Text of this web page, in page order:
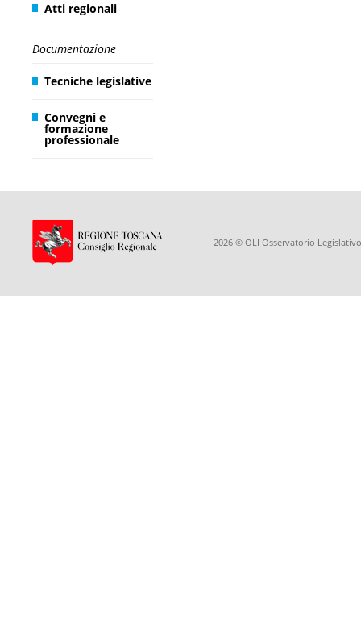
Atti regionali
Documentazione
Tecniche legislative
Convegni e
formazione
professionale
2026 © OLI Osservatorio